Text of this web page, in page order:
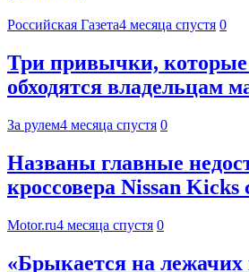
Российская Газета4 месяца спустя 0
Три привычки, которые
обходятся владельцам
За рулем4 месяца спустя 0
Названы главные
кроссовера Nissan Kicks
Motor.ru4 месяца спустя 0
«Брыкается на лежачих